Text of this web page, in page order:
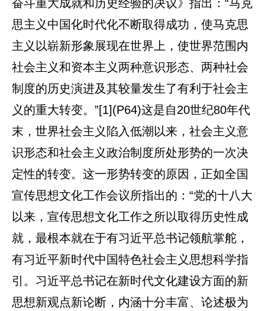
奋斗重大成就和历史经验的决议》指出：“马克
思主义中国化时代化不断取得成功，使马克思
主义以崭新形象展现在世界上，使世界范围内
社会主义和资本主义两种意识形态、两种社会
制度的历史演进及其较量发生了有利于社会主
义的重大转变。”[1](P64)这是自20世纪80年代
末，世界社会主义陷入低潮以来，社会主义意
识形态和社会主义政治制度所处形势的一次决
定性的转变。这一形势转变的原因，正如全国
宣传思想文化工作会议所指出的：“党的十八大
以来，宣传思想文化工作之所以取得历史性成
就，最根本就在于有习近平总书记领航掌舵，
有习近平新时代中国特色社会主义思想科学指
引。习近平总书记在新时代文化建设方面的新
思想新观点新论断，内涵十分丰富、论述极为